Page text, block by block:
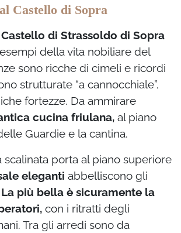
Castello di Sopra
di Strassoldo di Sopra
della vita nobiliare del
sono ricche di cimeli e ricordi
strutturate “a cannocchiale”,
fortezze. Da ammirare
cucina friulana, al piano
Guardie e la cantina.
scalinata porta al piano superiore
eleganti abbelliscono gli
La più bella è sicuramente la
con i ritratti degli
Tra gli arredi sono da